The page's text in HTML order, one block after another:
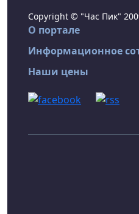
Copyright © "Час Пик"
О портале
Информационное
Наши цены